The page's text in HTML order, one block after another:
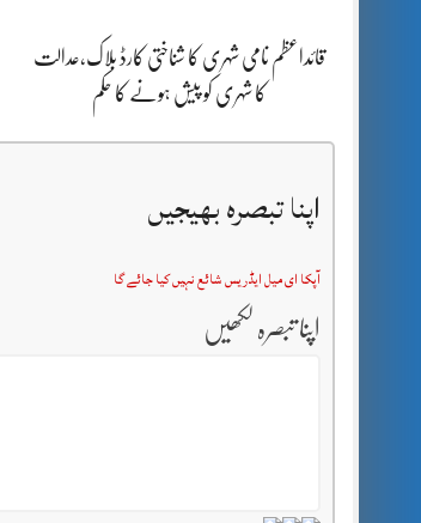
قائداعظم نامی شہری کا شناختی کارڈ بلاک،عدالت
کا شہری کو پیش ہونے کا حکم
اپنا تبصرہ بھیجیں
آپکا ای میل ایڈریس شائع نہیں کیا جائے گا
اپنا تبصرہ لکھیں